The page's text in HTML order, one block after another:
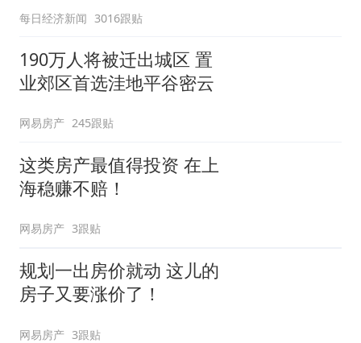
每日经济新闻 3016跟贴
190万人将被迁出城区 置
业郊区首选洼地平谷密云
网易房产 245跟贴
这类房产最值得投资 在上
海稳赚不赔！
网易房产 3跟贴
规划一出房价就动 这儿的
房子又要涨价了！
网易房产 3跟贴